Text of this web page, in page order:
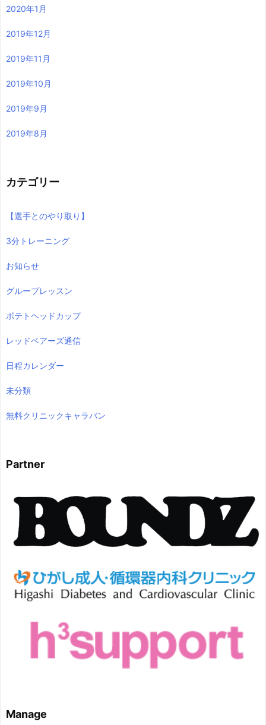
2020年1月
2019年12月
2019年11月
2019年10月
2019年9月
2019年8月
カテゴリー
【選手とのやり取り】
3分トレーニング
お知らせ
グループレッスン
ポテトヘッドカップ
レッドベアーズ通信
日程カレンダー
未分類
無料クリニックキャラバン
Partner
Manage